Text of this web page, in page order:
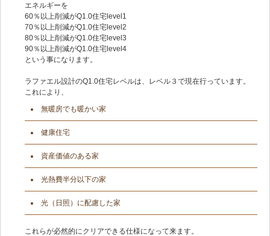
エネルギーを
60％以上削減がQ1.0住宅level1
70％以上削減がQ1.0住宅level2
80％以上削減がQ1.0住宅level3
90％以上削減がQ1.0住宅level4
という事になります。
ラファエル設計のQ1.0住宅レベルは、レベル３で現在行っています。
これにより、
無暖房でも暖かい家
健康住宅
資産価値のある家
光熱費半分以下の家
光（日照）に配慮した家
これらが必然的にクリアできる仕様になって来ます。